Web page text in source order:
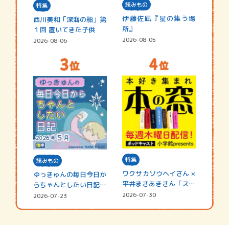
特集
西川美和「深海の船」第
１回 置いてきた子供
2026-08-06
読みもの
伊藤佐凪『星の集う場
所』
2026-08-05
読みもの
ゆっきゅんの毎日今日か
らちゃんとしたい日記
☆202…
2026-07-23
特集
ワクサカソウヘイさん ×
平井まさあきさん「スペ
シャ…
2026-07-30